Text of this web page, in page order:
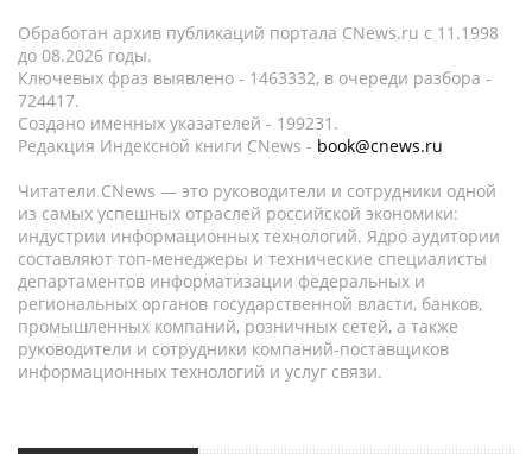
Обработан архив публикаций портала CNews.ru c 11.1998
до 08.2026 годы.
Ключевых фраз выявлено - 1463332, в очереди разбора -
724417.
Создано именных указателей - 199231.
Редакция Индексной книги CNews - book@cnews.ru
Читатели CNews — это руководители и сотрудники одной
из самых успешных отраслей российской экономики:
индустрии информационных технологий. Ядро аудитории
составляют топ-менеджеры и технические специалисты
департаментов информатизации федеральных и
региональных органов государственной власти, банков,
промышленных компаний, розничных сетей, а также
руководители и сотрудники компаний-поставщиков
информационных технологий и услуг связи.